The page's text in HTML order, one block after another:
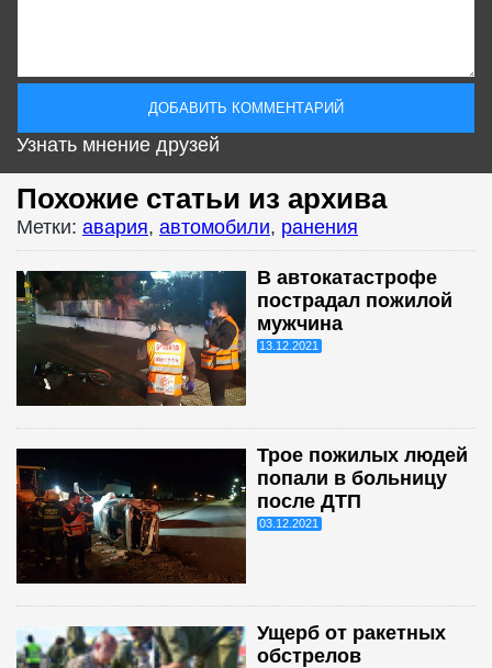
Узнать мнение друзей
Похожие статьи из архива
Метки: авария, автомобили, ранения
В автокатастрофе
пострадал пожилой
мужчина
13.12.2021
Трое пожилых людей
попали в больницу
после ДТП
03.12.2021
Ущерб от ракетных
обстрелов